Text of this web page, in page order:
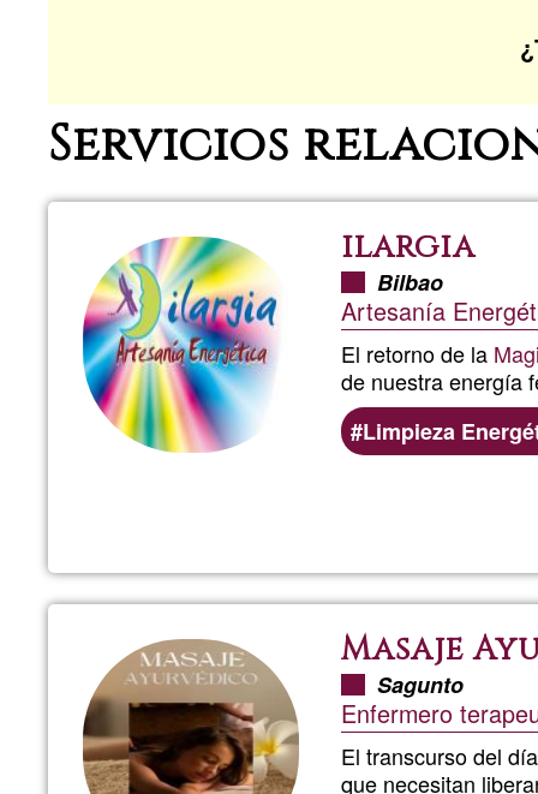
Servicios
ilargia
Bilbao
Artesanía
El retorno de la
de nuestra energía
Limpieza
Masaje
Sagunto
Enfermero
El transcurso del
que necesitan